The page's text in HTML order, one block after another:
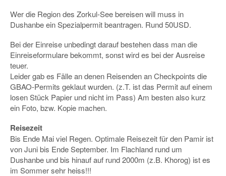
Wer die Region des Zorkul-See bereisen will muss in
Dushanbe ein Spezialpermit beantragen. Rund 50USD.
Bei der Einreise unbedingt darauf bestehen dass man die
Einreiseformulare bekommt, sonst wird es bei der Ausreise
teuer.
Leider gab es Fälle an denen Reisenden an Checkpoints die
GBAO-Permits geklaut wurden. (z.T. ist das Permit auf einem
losen Stück Papier und nicht im Pass) Am besten also kurz
ein Foto, bzw. Kopie machen.
Reisezeit
Bis Ende Mai viel Regen. Optimale Reisezeit für den Pamir ist
von Juni bis Ende September. Im Flachland rund um
Dushanbe und bis hinauf auf rund 2000m (z.B. Khorog) ist es
im Sommer sehr heiss!!!